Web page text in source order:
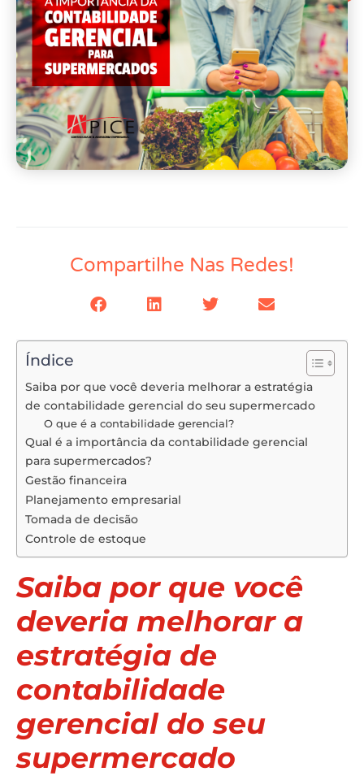
Compartilhe Nas Redes!
Índice
Saiba por que você deveria melhorar a estratégia
de contabilidade gerencial do seu supermercado
O que é a contabilidade gerencial?
Qual é a importância da contabilidade gerencial
para supermercados?
Gestão financeira
Planejamento empresarial
Tomada de decisão
Controle de estoque
Saiba por que você
deveria melhorar a
estratégia de
contabilidade
gerencial do seu
supermercado